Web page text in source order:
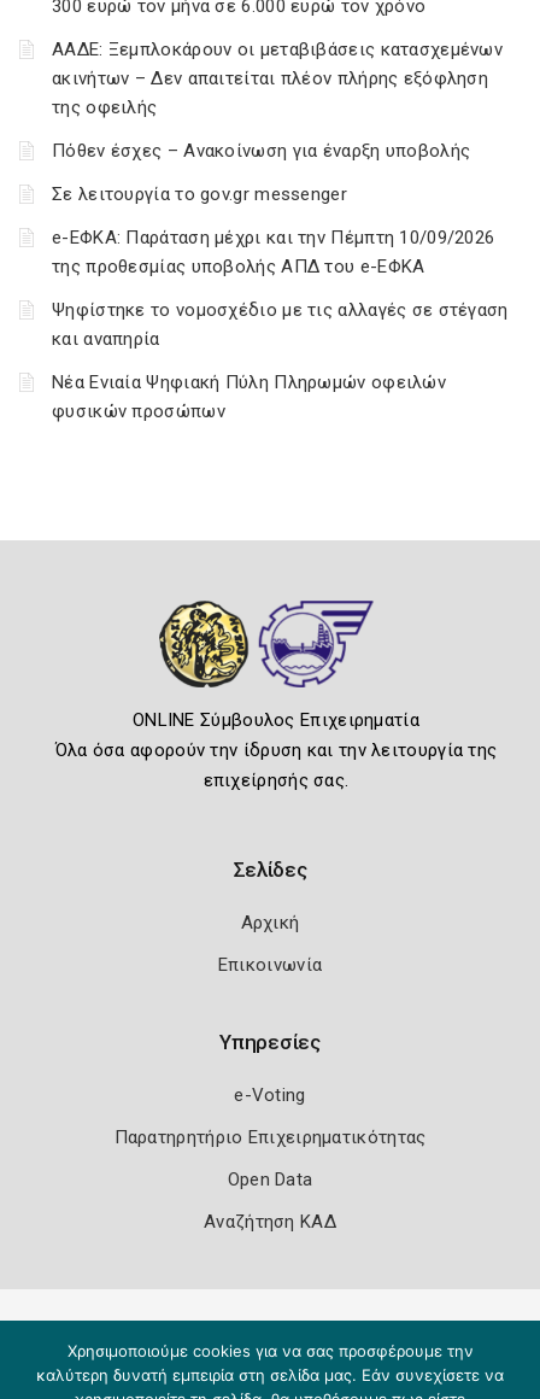
300 ευρώ τον μήνα σε 6.000 ευρώ τον χρόνο
ΑΑΔΕ: Ξεμπλοκάρουν οι μεταβιβάσεις κατασχεμένων
ακινήτων – Δεν απαιτείται πλέον πλήρης εξόφληση
της οφειλής
Πόθεν έσχες – Ανακοίνωση για έναρξη υποβολής
Σε λειτουργία το gov.gr messenger
e-ΕΦΚΑ: Παράταση μέχρι και την Πέμπτη 10/09/2026
της προθεσμίας υποβολής ΑΠΔ του e-ΕΦΚΑ
Ψηφίστηκε το νομοσχέδιο με τις αλλαγές σε στέγαση
και αναπηρία
Νέα Ενιαία Ψηφιακή Πύλη Πληρωμών οφειλών
φυσικών προσώπων
ONLINE Σύμβουλος Επιχειρηματία
Όλα όσα αφορούν την ίδρυση και την λειτουργία της
επιχείρησής σας.
Σελίδες
Αρχική
Επικοινωνία
Υπηρεσίες
e-Voting
Παρατηρητήριο Επιχειρηματικότητας
Open Data
Αναζήτηση ΚΑΔ
Χρησιμοποιούμε cookies για να σας προσφέρουμε την
καλύτερη δυνατή εμπειρία στη σελίδα μας. Εάν συνεχίσετε να
Copyright 2026 Knowledge A.E.